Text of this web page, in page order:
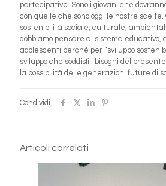
partecipative. Sono i giovani che
con quelle che sono oggi le nostre scelte.
sostenibilità sociale, culturale,
dobbiamo pensare al sistema educativo,
adolescenti perché per “sviluppo
sviluppo che soddisfi i bisogni del
la possibilità delle generazioni future di
Condividi
Articoli correlati